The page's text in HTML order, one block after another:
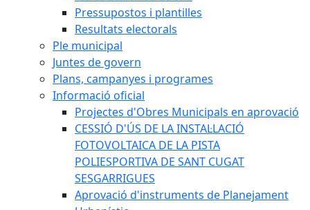
Pressupostos i plantilles
Resultats electorals
Ple municipal
Juntes de govern
Plans, campanyes i programes
Informació oficial
Projectes d'Obres Municipals en aprovació
CESSIÓ D'ÚS DE LA INSTAL·LACIÓ
FOTOVOLTAICA DE LA PISTA
POLIESPORTIVA DE SANT CUGAT
SESGARRIGUES
Aprovació d'instruments de Planejament